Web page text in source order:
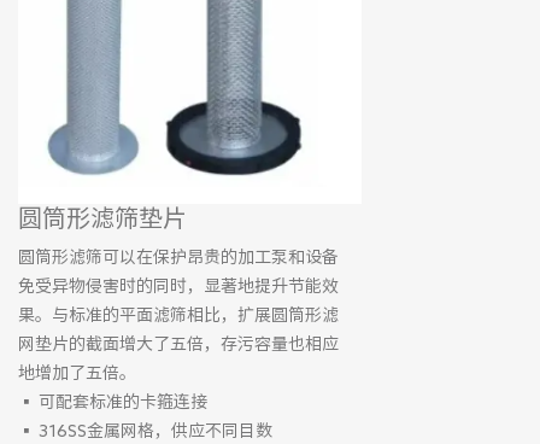
圆筒形滤筛垫片
圆筒形滤筛可以在保护昂贵的加工泵和设备
免受异物侵害时的同时，显著地提升节能效
果。与标准的平面滤筛相比，扩展圆筒形滤
网垫片的截面增大了五倍，存污容量也相应
地增加了五倍。
▪ 可配套标准的卡箍连接
▪ 316SS金属网格，供应不同目数